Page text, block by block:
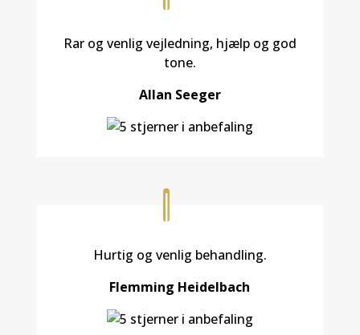
Rar og venlig vejledning, hjælp og god
tone.
Allan Seeger
Hurtig og venlig behandling.
Flemming Heidelbach